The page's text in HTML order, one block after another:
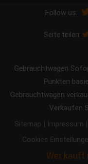
Follow us:
Seite teilen:
Gebrauchtwagen
Punkten
Gebrauchtwagen
Verkaufen
Sitemap | Impressum |
Cookies
Wer kauft